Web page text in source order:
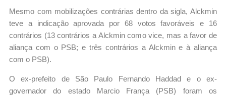
Mesmo com mobilizações contrárias dentro da sigla, Alckmin
teve a indicação aprovada por 68 votos favoráveis e 16
contrários (13 contrários a Alckmin como vice, mas a favor de
aliança com o PSB; e três contrários a Alckmin e à aliança
com o PSB).
O ex-prefeito de São Paulo Fernando Haddad e o ex-
governador do estado Marcio França (PSB) foram os